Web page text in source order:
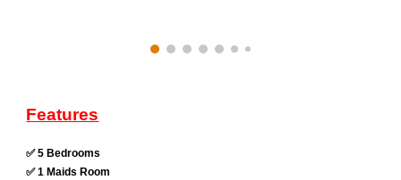
Features
✅ 5 Bedrooms
✅ 1 Maids Room